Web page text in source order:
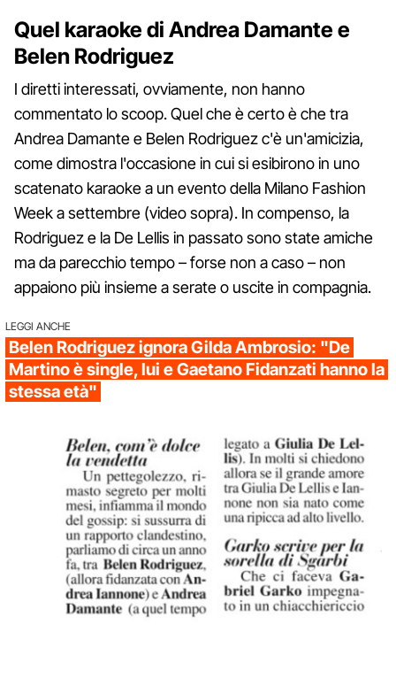
Quel karaoke di Andrea Damante e
Belen Rodriguez
I diretti interessati, ovviamente, non hanno
commentato lo scoop. Quel che è certo è che tra
Andrea Damante e Belen Rodriguez c'è un'amicizia,
come dimostra l'occasione in cui si esibirono in uno
scatenato karaoke a un evento della Milano Fashion
Week a settembre (video sopra). In compenso, la
Rodriguez e la De Lellis in passato sono state amiche
ma da parecchio tempo – forse non a caso – non
appaiono più insieme a serate o uscite in compagnia.
LEGGI ANCHE
Belen Rodriguez ignora Gilda Ambrosio: "De
Martino è single, lui e Gaetano Fidanzati hanno la
stessa età"